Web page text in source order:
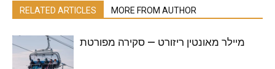
RELATED ARTICLES MORE FROM AUTHOR
מיילר מאונטין ריזורט — סקירה מפורטת